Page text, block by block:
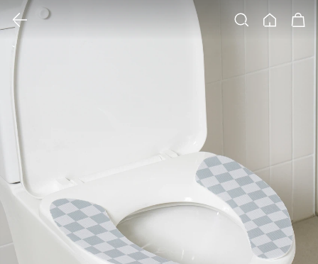
클릭 시 이미지 확대 보기 팝업 열림